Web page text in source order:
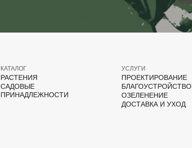
КАТАЛОГ
РАСТЕНИЯ
САДОВЫЕ
ПРИНАДЛЕЖНОСТИ
УСЛУГИ
ПРОЕКТИРОВАНИЕ
БЛАГОУСТРОЙСТВО
ОЗЕЛЕНЕНИЕ
ДОСТАВКА И УХОД